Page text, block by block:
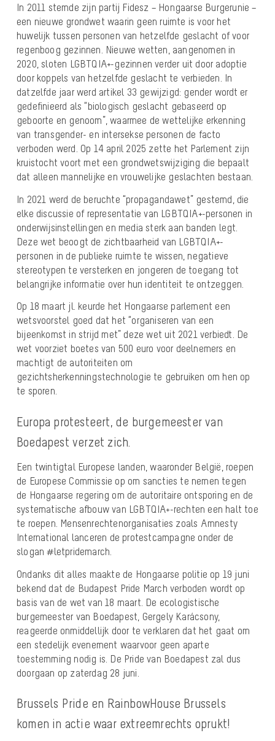
In 2011 stemde zijn partij Fidesz – Hongaarse Burgerunie –
een nieuwe grondwet waarin geen ruimte is voor het
huwelijk tussen personen van hetzelfde geslacht of voor
regenboog gezinnen. Nieuwe wetten, aangenomen in
2020, sloten LGBTQIA+-gezinnen verder uit door adoptie
door koppels van hetzelfde geslacht te verbieden. In
datzelfde jaar werd artikel 33 gewijzigd: gender wordt er
gedefinieerd als “biologisch geslacht gebaseerd op
geboorte en genoom”, waarmee de wettelijke erkenning
van transgender- en intersekse personen de facto
verboden werd. Op 14 april 2025 zette het Parlement zijn
kruistocht voort met een grondwetswijziging die bepaalt
dat alleen mannelijke en vrouwelijke geslachten bestaan.
In 2021 werd de beruchte “propagandawet” gestemd, die
elke discussie of representatie van LGBTQIA+-personen in
onderwijsinstellingen en media sterk aan banden legt.
Deze wet beoogt de zichtbaarheid van LGBTQIA+-
personen in de publieke ruimte te wissen, negatieve
stereotypen te versterken en jongeren de toegang tot
belangrijke informatie over hun identiteit te ontzeggen.
Op 18 maart jl. keurde het Hongaarse parlement een
wetsvoorstel goed dat het “organiseren van een
bijeenkomst in strijd met” deze wet uit 2021 verbiedt. De
wet voorziet boetes van 500 euro voor deelnemers en
machtigt de autoriteiten om
gezichtsherkenningstechnologie te gebruiken om hen op
te sporen.
Europa protesteert, de burgemeester van
Boedapest verzet zich.
Een twintigtal Europese landen, waaronder België, roepen
de Europese Commissie op om sancties te nemen tegen
de Hongaarse regering om de autoritaire ontsporing en de
systematische afbouw van LGBTQIA+-rechten een halt toe
te roepen. Mensenrechtenorganisaties zoals Amnesty
International lanceren de protestcampagne onder de
slogan#letpridemarch.
Ondanks dit alles maakte de Hongaarse politie op 19 juni
bekend dat de Budapest Pride March verboden wordt op
basis van de wet van 18 maart. De ecologistische
burgemeester van Boedapest, Gergely Karácsony,
reageerde onmiddellijk door te verklaren dat het gaat om
een stedelijk evenement waarvoor geen aparte
toestemming nodig is. De Pride van Boedapest zal dus
doorgaan op zaterdag 28 juni.
Brussels Pride en RainbowHouse Brussels
komen in actie waar extreemrechts oprukt!